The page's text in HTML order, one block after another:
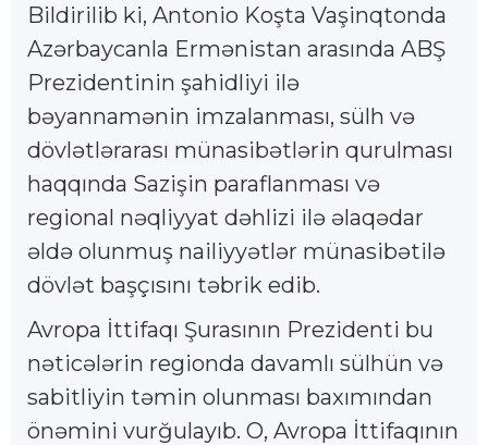
Bildirilib ki, Antonio Koşta Vaşinqtonda
Azərbaycanla Ermənistan arasında ABŞ
Prezidentinin şahidliyi ilə
bəyannamənin imzalanması, sülh və
dövlətlərarası münasibətlərin qurulması
haqqında Sazişin paraflanması və
regional nəqliyyat dəhlizi ilə əlaqədar
əldə olunmuş nailiyyətlər münasibətilə
dövlət başçısını təbrik edib.
Avropa İttifaqı Şurasının Prezidenti bu
nəticələrin regionda davamlı sülhün və
sabitliyin təmin olunması baxımından
önəmini vurğulayıb. O, Avropa İttifaqının